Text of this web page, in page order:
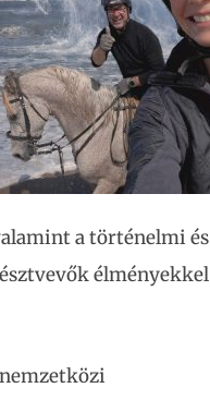
a történelmi és
élményekkel